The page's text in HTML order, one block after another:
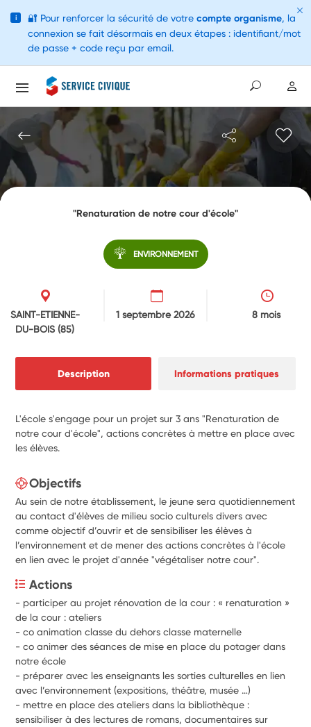
"Renaturation de notre cour d'école"
ENVIRONNEMENT
SAINT-ETIENNE-
DU-BOIS(85)
1 septembre 2026 8 mois
Description Informations pratiques
L'école s'engage pour un projet sur 3 ans "Renaturation de
notre cour d'école", actions concrètes à mettre en place avec
les élèves.
Objectifs
Au sein de notre établissement, le jeune sera quotidiennement
au contact d'élèves de milieu socio culturels divers avec
comme objectif d’ouvrir et de sensibiliser les élèves à
l’environnement et de mener des actions concrètes à l'école
en lien avec le projet d'année "végétaliser notre cour".
Actions
- participer au projet rénovation de la cour : « renaturation »
de la cour : ateliers
- co animation classe du dehors classe maternelle
- co animer des séances de mise en place du potager dans
notre école
- préparer avec les enseignants les sorties culturelles en lien
avec l’environnement (expositions, théâtre, musée …)
- mettre en place des ateliers dans la bibliothèque :
sensibiliser à des lectures de romans, documentaires sur
i 🔐 Pour renforcer la sécurité de votre compte organisme, la
connexion se fait désormais en deux étapes : identifiant/mot
de passe + code reçu par email.